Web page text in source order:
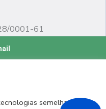
0001-61
semelhantes de